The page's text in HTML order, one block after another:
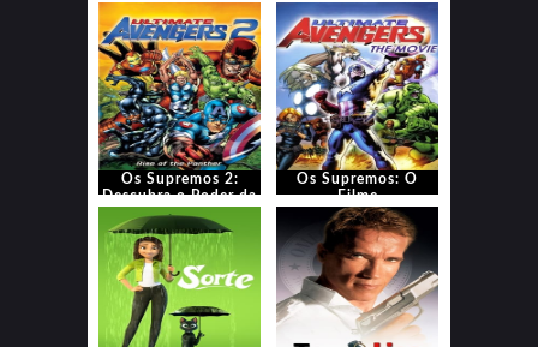
Os Supremos 2:
Descubra o Poder da
Pantera
Os Supremos: O
Filme